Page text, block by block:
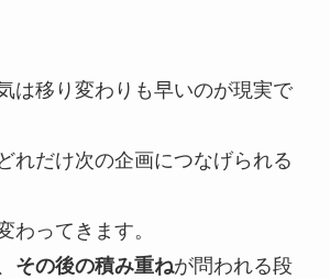
は移り変わりも早いのが現実で
れだけ次の企画につなげられる
わってきます。
その後の積み重ねが問われる段